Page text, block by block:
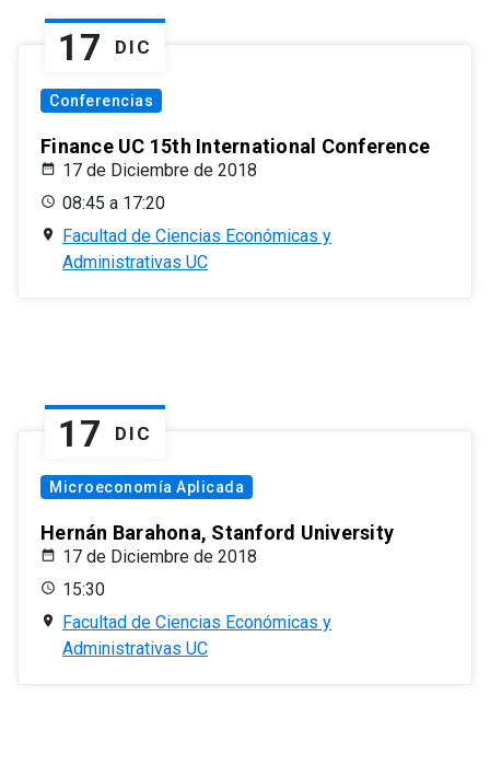
17 DIC
Conferencias
Finance UC 15th International Conference
17 de Diciembre de 2018
08:45 a 17:20
Facultad de Ciencias Económicas y
Administrativas UC
17 DIC
Microeconomía Aplicada
Hernán Barahona, Stanford University
17 de Diciembre de 2018
15:30
Facultad de Ciencias Económicas y
Administrativas UC